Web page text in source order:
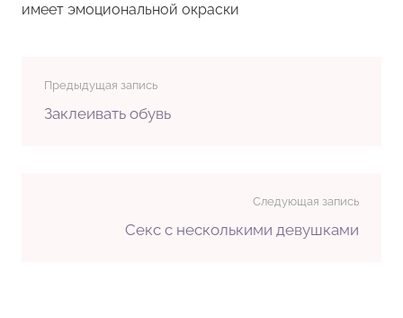
имеет эмоциональной окраски
Предыдущая запись
Заклеивать обувь
Следующая запись
Секс с несколькими девушками